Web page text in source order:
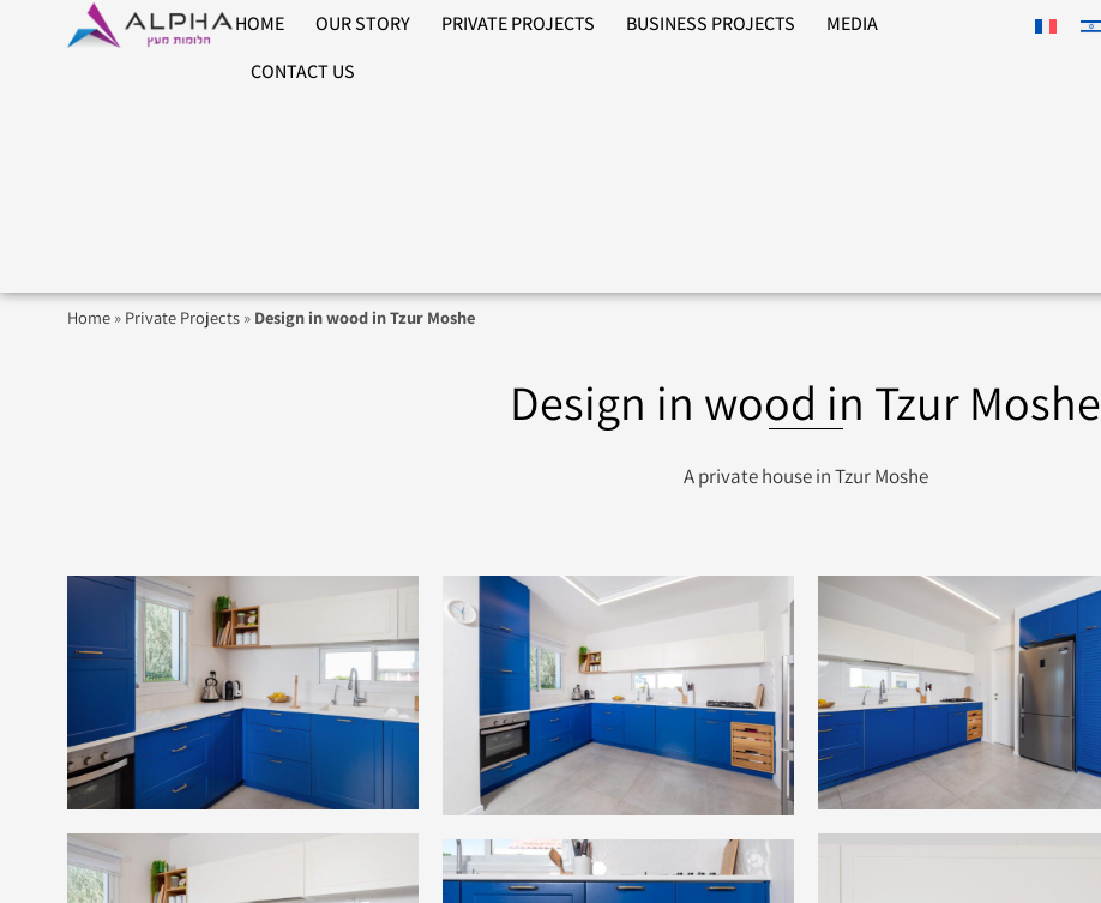
HOME OUR STORY PRIVATE PROJECTS BUSINESS PROJECTS
MEDIA
CONTACT US
Home » Private Projects » Design in wood in Tzur Moshe
Design in wood in Tzur Moshe
A private house in Tzur Moshe